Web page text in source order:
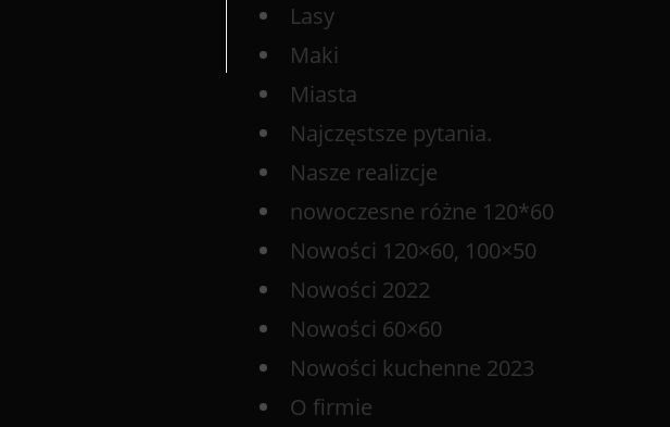
Lasy
Maki
Miasta
Najczęstsze pytania.
Nasze realizcje
nowoczesne różne 120*60
Nowości 120×60, 100×50
Nowości 2022
Nowości 60×60
Nowości kuchenne 2023
O firmie